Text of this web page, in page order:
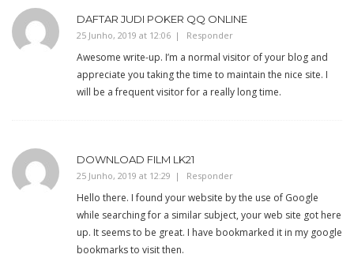
DAFTAR JUDI POKER QQ ONLINE
25 Junho, 2019 at 12:06 Responder
Awesome write-up. I’m a normal visitor of your blog and
appreciate you taking the time to maintain the nice site. I
will be a frequent visitor for a really long time.
DOWNLOAD FILM LK21
25 Junho, 2019 at 12:29 Responder
Hello there. I found your website by the use of Google
while searching for a similar subject, your web site got here
up. It seems to be great. I have bookmarked it in my google
bookmarks to visit then.